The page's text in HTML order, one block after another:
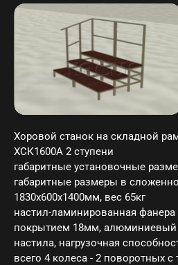
Хоровой станок на складной
ХСК1600A 2 ступени
габаритные установочные
габаритные размеры в
1830х600х1400мм, вес 65кг
настил-ламинированная
покрытием 18мм, алюминиевый
настила, нагрузочная
всего 4 колеса - 2 поворотных